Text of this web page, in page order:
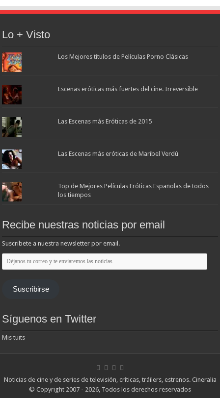
Lo + Visto
Los Mejores títulos de Películas Porno Clásicas
Escenas eróticas más fuertes del cine. Irreversible
Las Escenas más Eróticas de 2015
Las Escenas más eróticas de Maribel Verdú
Top de Mejores Películas Eróticas Españolas de todos
los tiempos
Recibe nuestras noticias por email
Suscribete a nuestra newsletter por email.
Déjanos
tu
correo
enviaremos
Suscribirse
Síguenos en Twitter
Mis tuits
Noticias de cine y de series de televisión, críticas, tráilers, estrenos. Cineralia
© Copyright 2007 - 2026, Todos los derechos reservados